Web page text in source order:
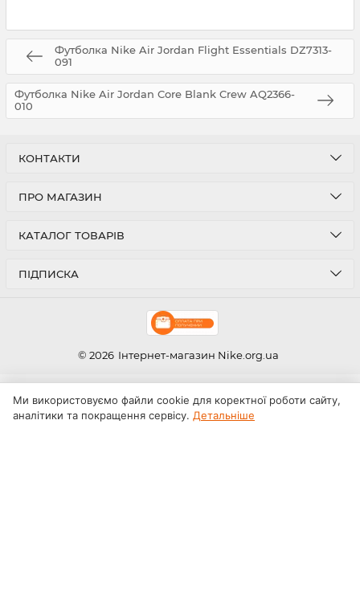
Футболка Nike Air Jordan Flight Essentials DZ7313-
091
Футболка Nike Air Jordan Core Blank Crew AQ2366-
010
КОНТАКТИ
ПРО МАГАЗИН
КАТАЛОГ ТОВАРІВ
ПІДПИСКА
© 2026 Інтернет-магазин Nike.org.ua
Ми використовуємо файли cookie для коректної роботи сайту,
аналітики та покращення сервісу. Детальніше